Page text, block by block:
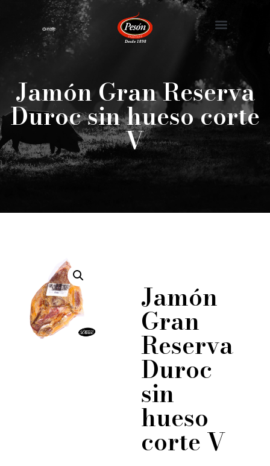
Jamón Gran Reserva
Duroc sin hueso corte
V
Jamón
Gran
Reserva
Duroc
sin
hueso
corte V